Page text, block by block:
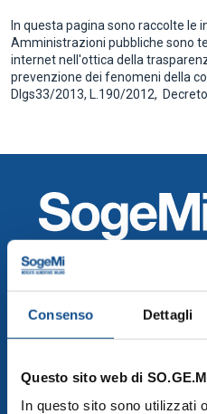
Consenso Dettagli
Questo sito web di
In questo sito sono utilizzati
In questa pagina sono raccolte le
Amministrazioni pubbliche sono
internet nell'ottica della
prevenzione dei fenomeni della
Dlgs33/2013, L.190/2012,
Mercati Agroalimentari di
SO.GE.M.I S.p.a., Via C.